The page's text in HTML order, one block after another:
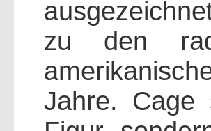
zu den
Jahre. Cage